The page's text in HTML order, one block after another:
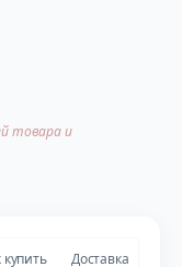
товара и
купить Доставка